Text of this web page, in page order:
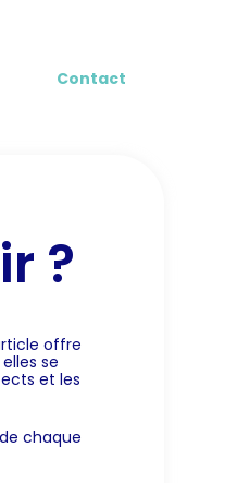
Contact
?
offre
se
et les
chaque